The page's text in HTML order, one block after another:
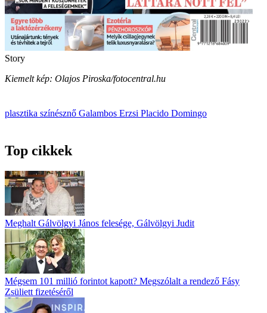
Story
Kiemelt kép: Olajos Piroska/fotocentral.hu
plasztika színésznő Galambos Erzsi Placido Domingo
Top cikkek
Meghalt Gálvölgyi János felesége, Gálvölgyi Judit
Mégsem 101 millió forintot kapott? Megszólalt a rendező Fásy
Zsüliett fizetéséről